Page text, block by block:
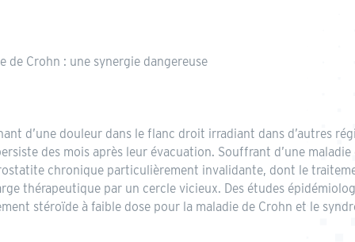
Crohn : une synergie dangereuse
d’une douleur dans le flanc droit irradiant dans d’autres
des mois après leur évacuation. Souffrant d’une
chronique particulièrement invalidante, dont le
thérapeutique par un cercle vicieux. Des études
stéroïde à faible dose pour la maladie de Crohn et le